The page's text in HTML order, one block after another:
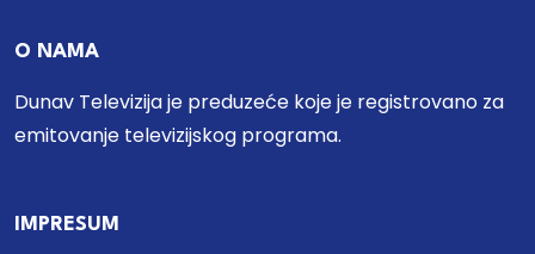
O NAMA
Dunav Televizija je preduzeće koje je registrovano za
emitovanje televizijskog programa.
IMPRESUM